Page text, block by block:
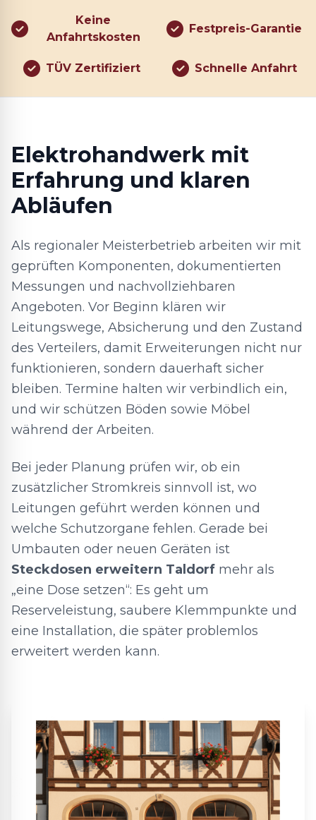
Keine
Anfahrtskosten
Festpreis-Garantie
TÜV Zertifiziert Schnelle Anfahrt
Elektrohandwerk mit
Erfahrung und klaren
Abläufen
Als regionaler Meisterbetrieb arbeiten wir mit
geprüften Komponenten, dokumentierten
Messungen und nachvollziehbaren
Angeboten. Vor Beginn klären wir
Leitungswege, Absicherung und den Zustand
des Verteilers, damit Erweiterungen nicht nur
funktionieren, sondern dauerhaft sicher
bleiben. Termine halten wir verbindlich ein,
und wir schützen Böden sowie Möbel
während der Arbeiten.
Bei jeder Planung prüfen wir, ob ein
zusätzlicher Stromkreis sinnvoll ist, wo
Leitungen geführt werden können und
welche Schutzorgane fehlen. Gerade bei
Umbauten oder neuen Geräten ist
Steckdosen erweitern Taldorf mehr als
„eine Dose setzen“: Es geht um
Reserveleistung, saubere Klemmpunkte und
eine Installation, die später problemlos
erweitert werden kann.